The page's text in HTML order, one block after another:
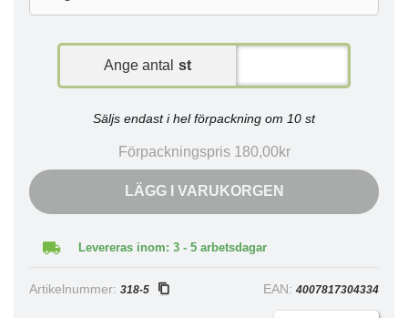
Ange antal st
Säljs endast i hel förpackning om 10 st
Förpackningspris 180,00kr
LÄGG I VARUKORGEN
Levereras inom: 3 - 5 arbetsdagar
Artikelnummer: 318-5 EAN: 4007817304334